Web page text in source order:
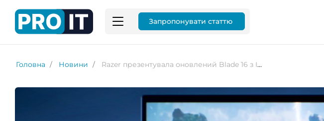
Запропонувати статтю
Головна Новини Razer презентувала оновлений Blade 16 з Intel Core Ultra і відеокартами RTX 50